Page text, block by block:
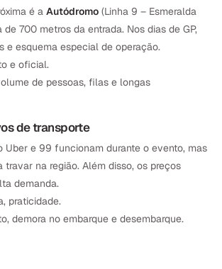
é a Autódromo (Linha 9 – Esmeralda
de 700 metros da entrada. Nos dias de GP,
e esquema especial de operação.
e oficial.
de pessoas, filas e longas
de transporte
Uber e 99 funcionam durante o evento, mas
travar na região. Além disso, os preços
demanda.
praticidade.
demora no embarque e desembarque.